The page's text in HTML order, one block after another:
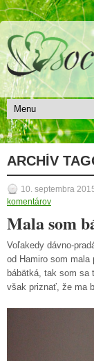
ARCHÍV
10. septembra
komentárov
Mala som
Voľakedy dávno-
od Hamiro som mala
bábätká, tak som sa
však priznať, že ma